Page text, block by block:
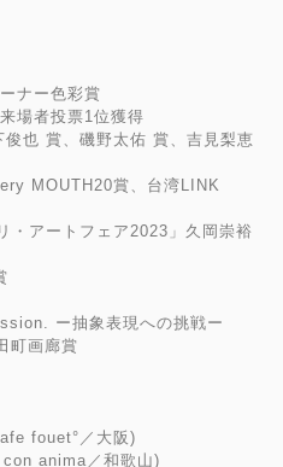
ナー色彩賞
場者投票1位獲得
也 賞、磯野太佑 賞、吉見梨恵
MOUTH20賞、台湾LINK
・アートフェア2023」久岡崇裕
ー抽象表現への挑戦ー
町画廊賞
fouet°／大阪)
anima／和歌山)